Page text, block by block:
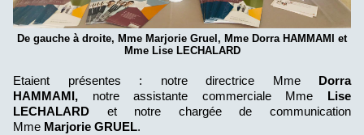
De gauche à droite, Mme Marjorie Gruel, Mme Dorra HAMMAMI et
Mme Lise LECHALARD
Etaient présentes : notre directrice MmeDorra
HAMMAMI, notre assistante commerciale Mme
Lise
LECHALARD et notre chargée de communication
Mme Marjorie GRUEL.